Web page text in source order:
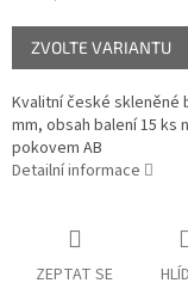
Měrná
cena:
ZVOLTE VARIANTU
Kvalitní české skleněné
mm, obsah balení 15 ks
pokovem AB
Detailní informace
ZEPTAT SE